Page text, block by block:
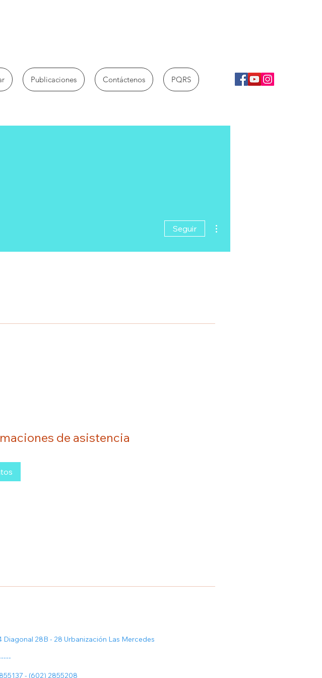
Publicaciones Contáctenos PQRS
de asistencia
Seguir
Diagonal 28B - 28 Urbanización Las Mercedes
- (602) 2855208